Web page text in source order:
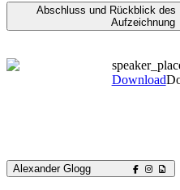
Abschluss und Rückblick
Aufzeichnung
Download
Alexander Glogg